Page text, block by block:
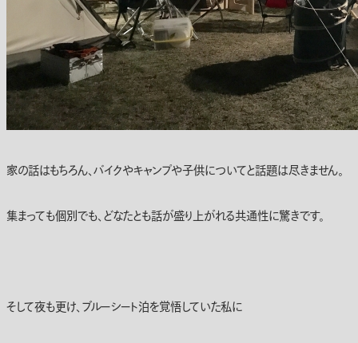
家の話はもちろん、バイクやキャンプや子供についてと話題は尽きません。
集まっても個別でも、どなたとも話が盛り上がれる共通性に驚きです。
そして夜も更け、ブルーシート泊を覚悟していた私に